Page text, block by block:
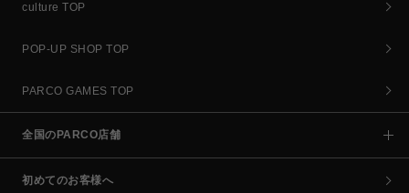
culture TOP
POP-UP SHOP TOP
PARCO GAMES TOP
全国のPARCO店舗
初めてのお客様へ